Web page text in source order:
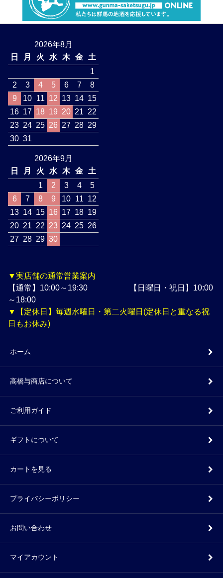
2026年8月
日
月 火 水 木 金
土
1
2
3 4 5 6 7
8
9
10 11 12 13 14 15
16 17 18 19 20 21 22
23 24 25 26 27 28 29
30 31
2026年9月
日
月 火 水 木 金
土
1
2 3 4
5
6
7 8 9 10 11 12
13 14 15 16 17 18 19
20 21 22 23 24 25 26
27 28 29 30
▼実店舗の通常営業案内
【通常】10:00～19:30 【日曜日・祝日】10:00
～18:00
▼【定休日】毎週水曜日・第二火曜日(定休日と重なる祝
日もお休み)
ホーム
高橋与商店について
ご利用ガイド
ギフトについて
カートを見る
プライバシーポリシー
お問い合わせ
マイアカウント